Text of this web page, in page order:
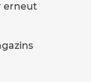
erneut